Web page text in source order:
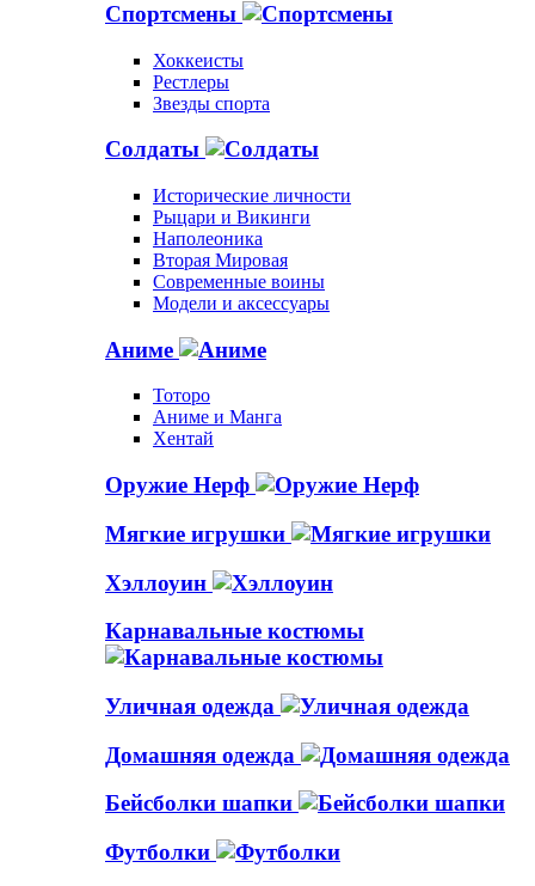
Спортсмены
Хоккеисты
Рестлеры
Звезды спорта
Солдаты
Исторические личности
Рыцари и Викинги
Наполеоника
Вторая Мировая
Современные воины
Модели и аксессуары
Аниме
Тоторо
Аниме и Манга
Хентай
Оружие Нерф
Мягкие игрушки
Хэллоуин
Карнавальные костюмы
Уличная одежда
Домашняя одежда
Бейсболки шапки
Футболки